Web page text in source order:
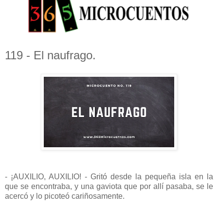
119 - El naufrago.
- ¡AUXILIO, AUXILIO! - Gritó desde la pequeña isla en la
que se encontraba, y una gaviota que por allí pasaba, se le
acercó y lo picoteó cariñosamente.